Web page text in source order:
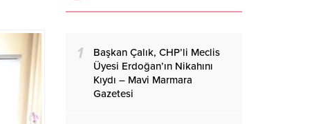
1
Başkan Çalık, CHP’li Meclis
Üyesi Erdoğan’ın Nikahını
Kıydı – Mavi Marmara
Gazetesi